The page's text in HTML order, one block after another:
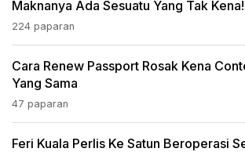
Maknanya Ada Sesuatu Yang Tak Kena!
224 paparan
Cara Renew Passport Rosak Kena
Yang Sama
47 paparan
Feri Kuala Perlis Ke Satun Beroperasi